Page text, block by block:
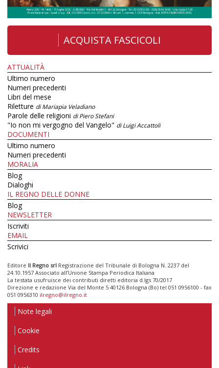
ACQUISTA FASCICOLI
ATTUALITÀ
Ultimo numero
Numeri precedenti
Libri del mese
Riletture di Mariapia Veladiano
Parole delle religioni di Piero Stefani
"Io non mi vergogno del Vangelo" di Luigi Accattoli
DOCUMENTI
Ultimo numero
Numeri precedenti
MORALIA
Blog
Dialoghi
IL REGNO DELLE DONNE
Blog
NEWSLETTER
Iscriviti
EMAIL
Scrivici
Editore Il Regno srl Registrazione del Tribunale di Bologna N. 2237 del
24.10.1957 Associato all’Unione Stampa Periodica Italiana
La testata usufruisce dei contributi diretti editoria d.lgs 70/2017
Direzione e redazione Via del Monte 5 40126 Bologna (Bo) tel 051 0956100 - fax
051 0956310 ilregno@ilregno.it
Note legali
Cookie
Credits